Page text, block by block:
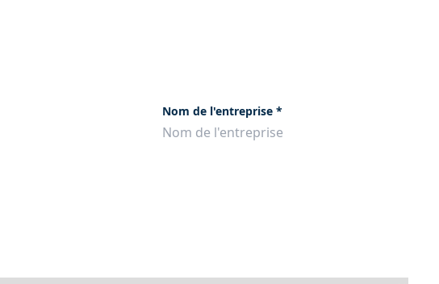
Nom de l'entreprise*